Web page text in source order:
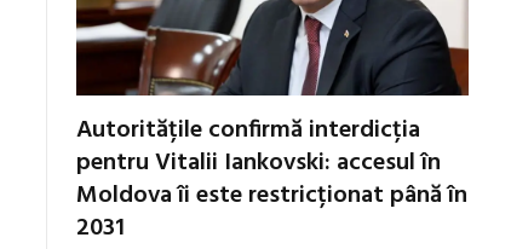
Autoritățile confirmă interdicția
pentru Vitalii Iankovski: accesul în
Moldova îi este restricționat până în
2031